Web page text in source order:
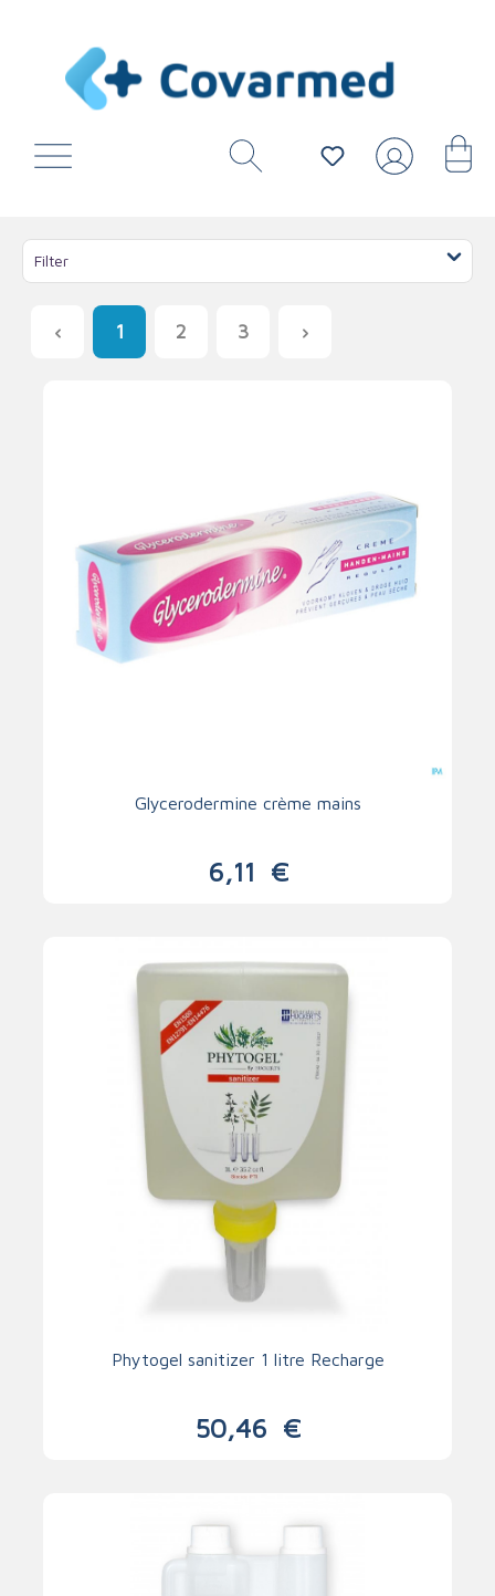
Filter
1 2 3
Glycerodermine crème mains
6,11 €
Phytogel sanitizer 1 litre Recharge
50,46 €